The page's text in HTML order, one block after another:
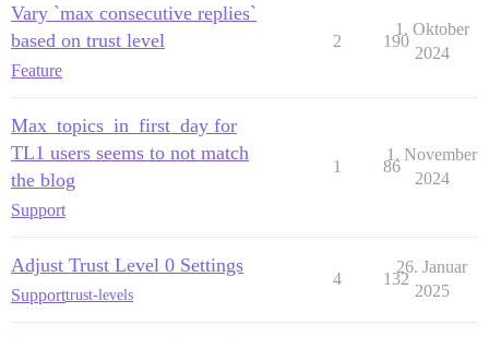
Vary `max consecutive replies`
based on trust level
Feature
2 190
1. Oktober
2024
Max_topics_in_first_day for
TL1 users seems to not match
the blog
Support
1 86
1. November
2024
Adjust Trust Level 0 Settings
Supporttrust-levels
4 132
26. Januar
2025